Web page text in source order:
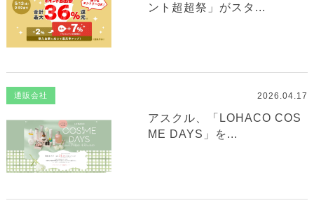
ント超超祭」がスタ...
通販会社 2026.04.17
アスクル、「LOHACO COS
ME DAYS」を...